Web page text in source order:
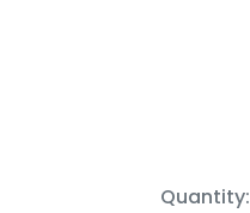
Quantity: